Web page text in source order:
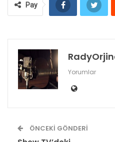
Pay
Yorumlar
ÖNCEKI GÖNDERI